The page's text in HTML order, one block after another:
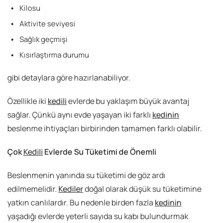
Kilosu
Aktivite seviyesi
Sağlık geçmişi
Kısırlaştırma durumu
gibi detaylara göre hazırlanabiliyor.
Özellikle iki kedilievlerde bu yaklaşım büyük avantaj
sağlar. Çünkü aynı evde yaşayan iki farklı kedinin
beslenme ihtiyaçları birbirinden tamamen farklı olabilir.
ÇokKedili Evlerde Su Tüketimi de Önemli
Beslenmenin yanında su tüketimi de göz ardı
edilmemelidir. Kedilerdoğal olarak düşük su tüketimine
yatkın canlılardır. Bu nedenle birden fazla kedinin
yaşadığı evlerde yeterli sayıda su kabı bulundurmak